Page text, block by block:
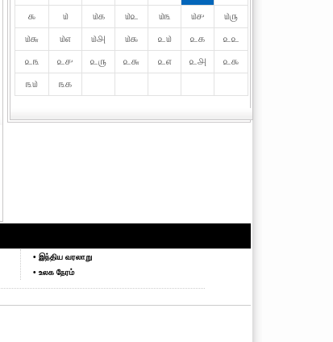
௯
௰ ௰௧ ௰௨ ௰௩ ௰௪
௰௫
௰௬
௰௭ ௰௮ ௰௯ ௨௰ ௨௧
௨௨
௨௩
௨௪ ௨௫ ௨௬ ௨௭ ௨௮
௨௯
௩௰
௩௧
• இந்திய வரலாறு
• உலக நேரம்